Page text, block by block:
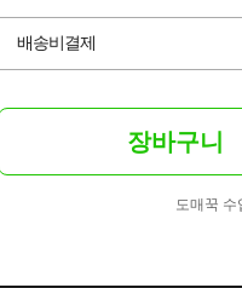
배송비결제
장바구니
도매꾹 수